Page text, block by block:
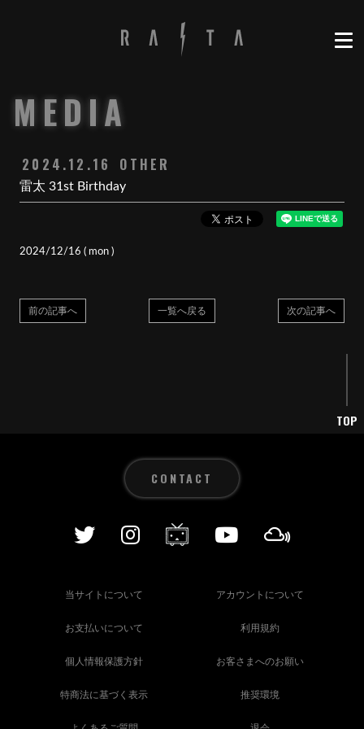
MEDIA
2024.12.16 OTHER
雷太 31st Birthday
2024/12/16 ( mon )
次の記事へ
一覧へ戻る
前の記事へ
TOP
CONTACT
当サイトについて アカウントについて
お支払いについて 利用規約
個人情報保護方針 お客さまへのお願い
特商法に基づく表示 推奨環境